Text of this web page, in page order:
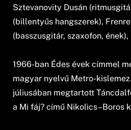
Sztevanovity Dusán
(billentyűs hangszerek),
(basszusgitár, szaxofon,
1966-ban Édes évek címmel
magyar nyelvű Metro-
júliusában megtartott
a Mi fáj? című Nikolics–Boros